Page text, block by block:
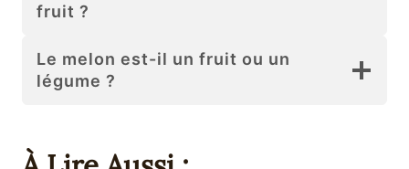
fruit ?
Le melon est-il un fruit ou un
légume ?